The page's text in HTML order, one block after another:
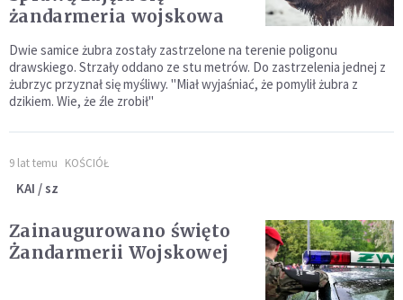
żandarmeria wojskowa
Dwie samice żubra zostały zastrzelone na terenie poligonu
drawskiego. Strzały oddano ze stu metrów. Do zastrzelenia jednej z
żubrzyc przyznał się myśliwy. "Miał wyjaśniać, że pomylił żubra z
dzikiem. Wie, że źle zrobił"
9 lat temu KOŚCIÓŁ
KAI / sz
Zainaugurowano święto
Żandarmerii Wojskowej